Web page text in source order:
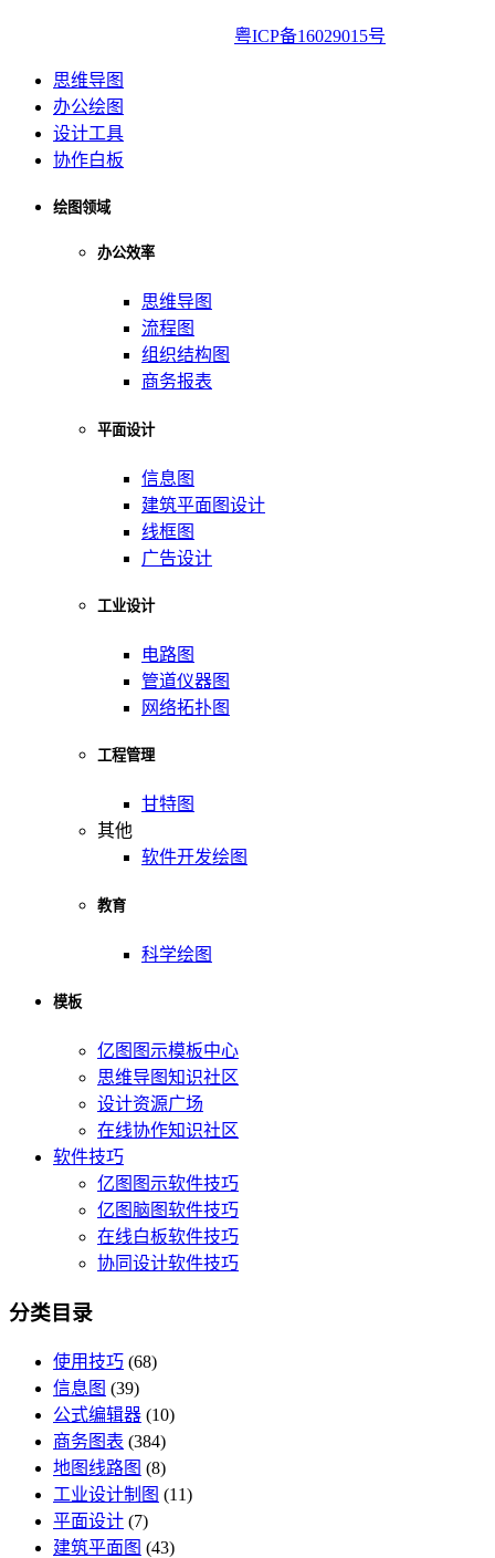
粤ICP备16029015号
思维导图
办公绘图
设计工具
协作白板
绘图领域
办公效率
思维导图
流程图
组织结构图
商务报表
平面设计
信息图
建筑平面图设计
线框图
广告设计
工业设计
电路图
管道仪器图
网络拓扑图
工程管理
甘特图
其他
软件开发绘图
教育
科学绘图
模板
亿图图示模板中心
思维导图知识社区
设计资源广场
在线协作知识社区
软件技巧
亿图图示软件技巧
亿图脑图软件技巧
在线白板软件技巧
协同设计软件技巧
分类目录
使用技巧 (68)
信息图 (39)
公式编辑器 (10)
商务图表 (384)
地图线路图 (8)
工业设计制图 (11)
平面设计 (7)
建筑平面图 (43)